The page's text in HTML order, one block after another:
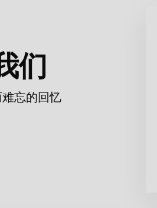
麗莎·季先科、葉卡捷琳娜·謝列茲
亞歷山德拉·斯庫博娃、尤利婭·庫特
们
忘的回忆